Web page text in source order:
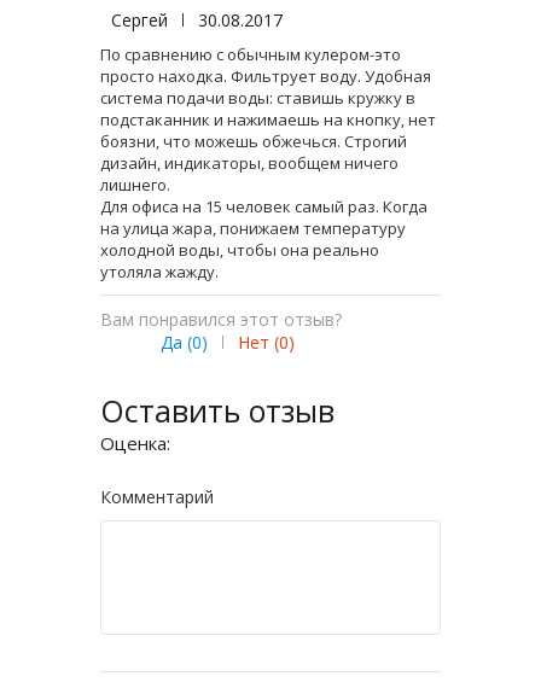
Сергей | 30.08.2017
По сравнению с обычным кулером-это
просто находка. Фильтрует воду. Удобная
система подачи воды: ставишь кружку в
подстаканник и нажимаешь на кнопку, нет
боязни, что можешь обжечься. Строгий
дизайн, индикаторы, вообщем ничего
лишнего.
Для офиса на 15 человек самый раз. Когда
на улица жара, понижаем температуру
холодной воды, чтобы она реально
утоляла жажду.
Вам понравился этот отзыв?
Да (0) | Нет (0)
Оставить отзыв
Оценка:
Комментарий